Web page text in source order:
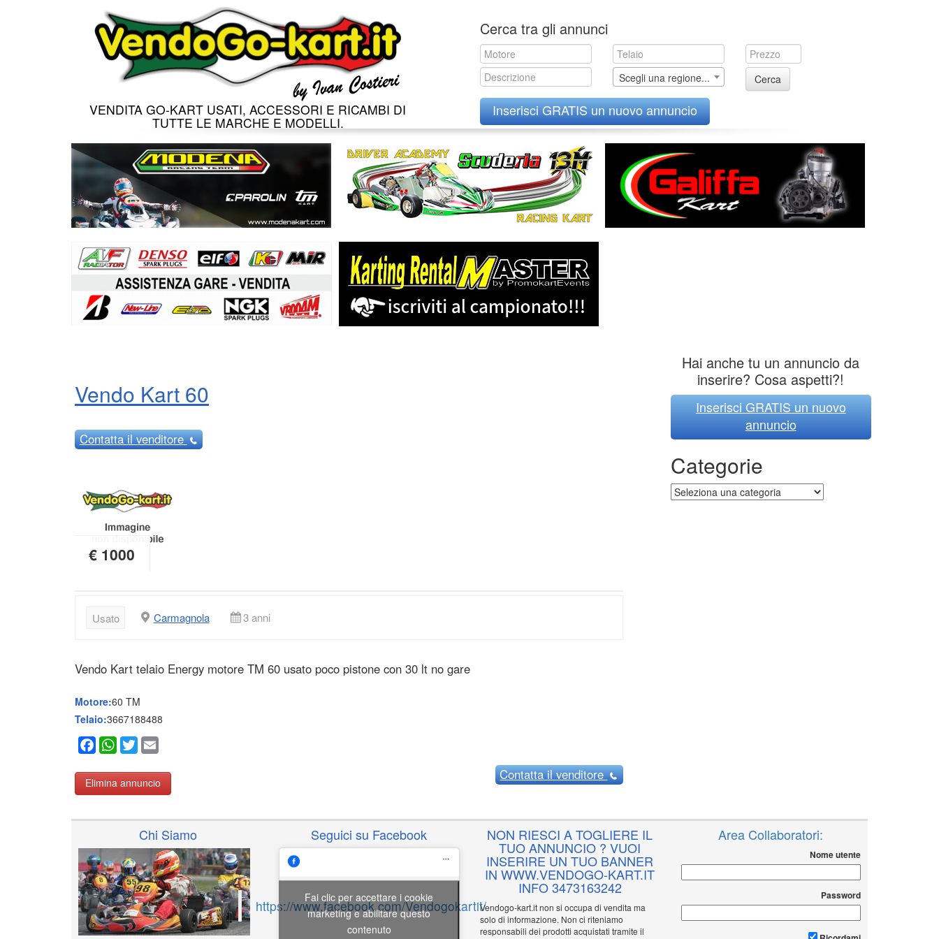
VENDITA GO-KART USATI, ACCESSORI E RICAMBI DI
TUTTE LE MARCHE E MODELLI.
to
content
Cerca tra gli annunci
Scegli una regione... Cerca
Inserisci GRATIS un nuovo annuncio
Vendo Kart 60
Contattail venditore
€ 1000
Usato Carmagnola 3 anni
Vendo Kart telaio Energy motore TM 60 usato poco pistone con 30 lt no gare
Motore:60 TM
Telaio:3667188488
Facebook
WhatsApp
Twitter
Elimina annuncio
Contattail venditore
Hai anche tu un annuncio da
inserire? Cosa aspetti?!
Inserisci GRATIS un nuovo
annuncio
Categorie
Categorie
Chi Siamo Seguici su Facebook
https://www.facebook.com/Vendogokartit/
Fai clic per accettare i cookie
marketing e abilitare questo
contenuto
NON RIESCI A TOGLIERE IL
TUO ANNUNCIO ? VUOI
INSERIRE UN TUO BANNER
IN WWW.VENDOGO-KART.IT
INFO 3473163242
Vendogo-kart.it non si occupa di vendita ma
solo di informazione. Non ci riteniamo
responsabili dei prodotti acquistati tramite il
Area Collaboratori:
Nome utente
Password